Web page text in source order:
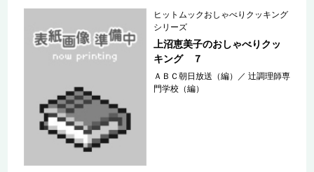
ヒットムックおしゃべりクッキング
シリーズ
上沼恵美子のおしゃべりクッ
キング ７
ＡＢＣ朝日放送（編） ／辻調理師専
門学校（編）